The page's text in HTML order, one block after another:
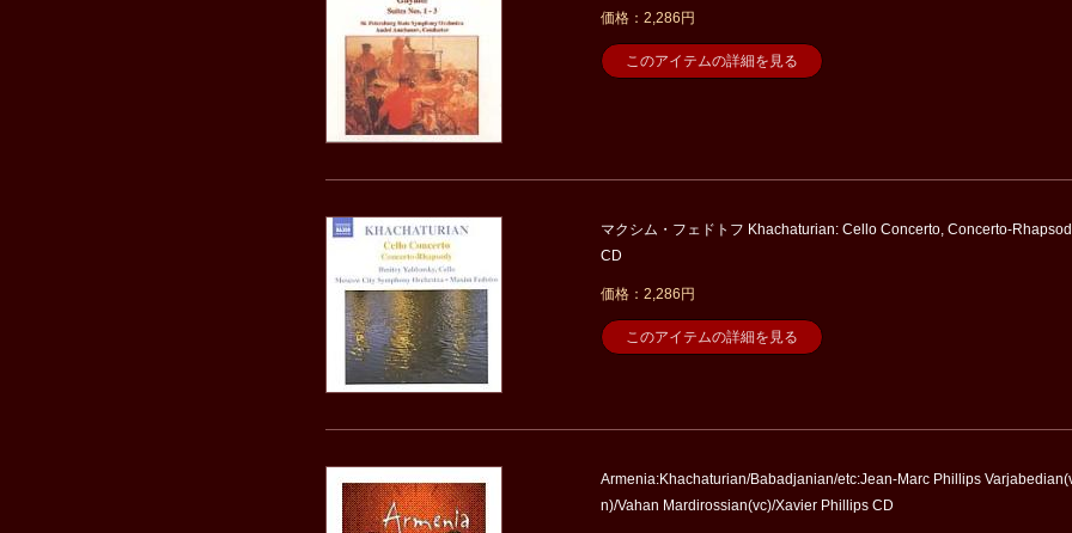
価格：2,286円
このアイテムの詳細を見る
マクシム・フェドトフ Khachaturian: Cello Concerto, Concerto-
CD
価格：2,286円
このアイテムの詳細を見る
Armenia:Khachaturian/Babadjanian/etc:Jean-Marc Phillips
n)/Vahan Mardirossian(vc)/Xavier Phillips CD